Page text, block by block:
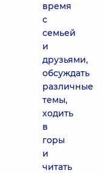
время
с
семьей
и
друзьями,
обсуждать
различные
темы,
ходить
в
горы
и
читать